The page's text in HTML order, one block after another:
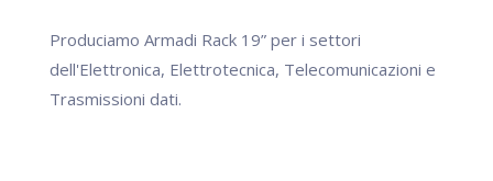
Produciamo Armadi Rack 19” per i settori
dell'Elettronica, Elettrotecnica, Telecomunicazioni e
Trasmissioni dati.